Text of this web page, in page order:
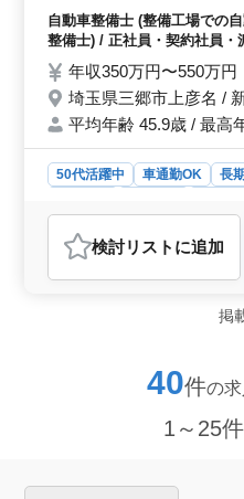
におすすめの求人です。
ります。 自
ラックも対
す。
自動車整備士 (整備工場での
整備士) / 正社員・契約社員・
年収350万円〜550万円
埼玉県三郷市上彦名 /
平均年齢 45.9歳 / 最高
50代活躍中 車通勤OK 長期
おすすめポイント
＜幅広い車種に対応可能
整備工場では、国産車から
を行っています。自動車、
ざまな車種に対応し、整
方々が活躍しており、新し
す。 ＜安定した雇用環
す。年収は360万円から
や夏季休暇、年末年始、
検討リスト に追加
掲
40件の
1～25